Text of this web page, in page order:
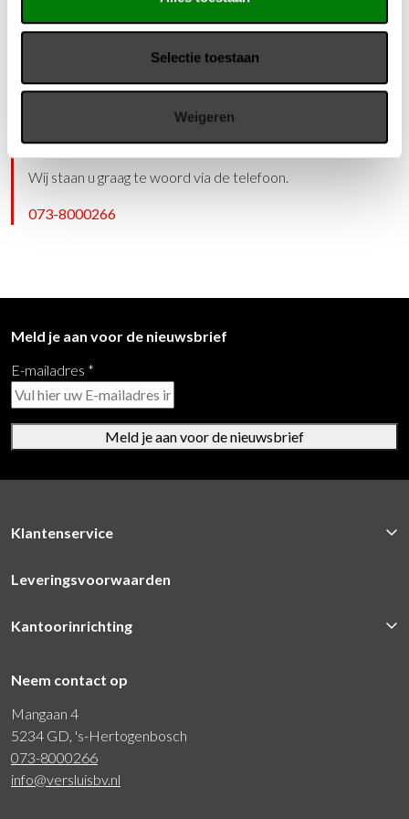
Selectie toestaan
Weigeren
krijgt. De revolutionaire gewichtsautomatiek verlegt de
grenzen van ergonomie en comfort en biedt dé passende
oplossing voor ieder toepassingsgebied.
Vragen?
Wij staan u graag te woord via de telefoon.
073-8000266
Meld je aan voor de nieuwsbrief
E-mailadres *
Meld je aan voor de nieuwsbrief
Klantenservice
Leveringsvoorwaarden
Kantoorinrichting
Neem contact op
Mangaan 4
5234 GD, 's-Hertogenbosch
073-8000266
info@versluisbv.nl